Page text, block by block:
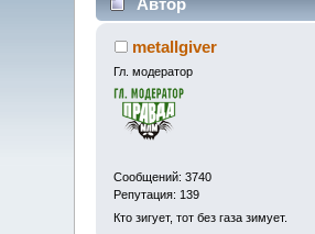
Автор
metallgiver
Гл. модератор
Сообщений: 3740
Репутация: 139
Кто зигует, тот без газа зимует.